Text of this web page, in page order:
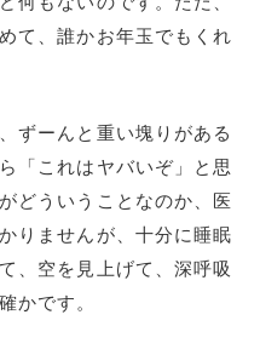
て、誰かお年玉でもくれ
ずーんと重い塊りがある
「これはヤバいぞ」と思
どういうことなのか、医
りませんが、十分に睡眠
、空を見上げて、深呼吸
かです。